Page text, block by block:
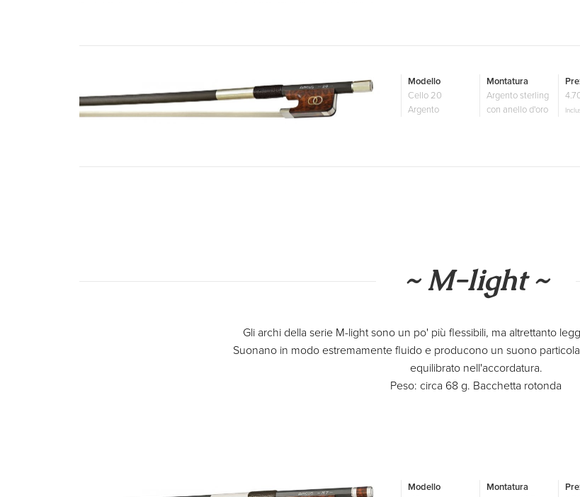
Modello
Cello 20
Argento
Montatura
Argento sterling
con anello d'oro
~ M-light ~
Gli archi della serie M-light sono un po' più flessibili, ma altrettanto
Suonano in modo estremamente fluido e producono un suono
equilibrato nell'accordatura.
Peso: circa 68 g. Bacchetta rotonda
Modello
Montatura